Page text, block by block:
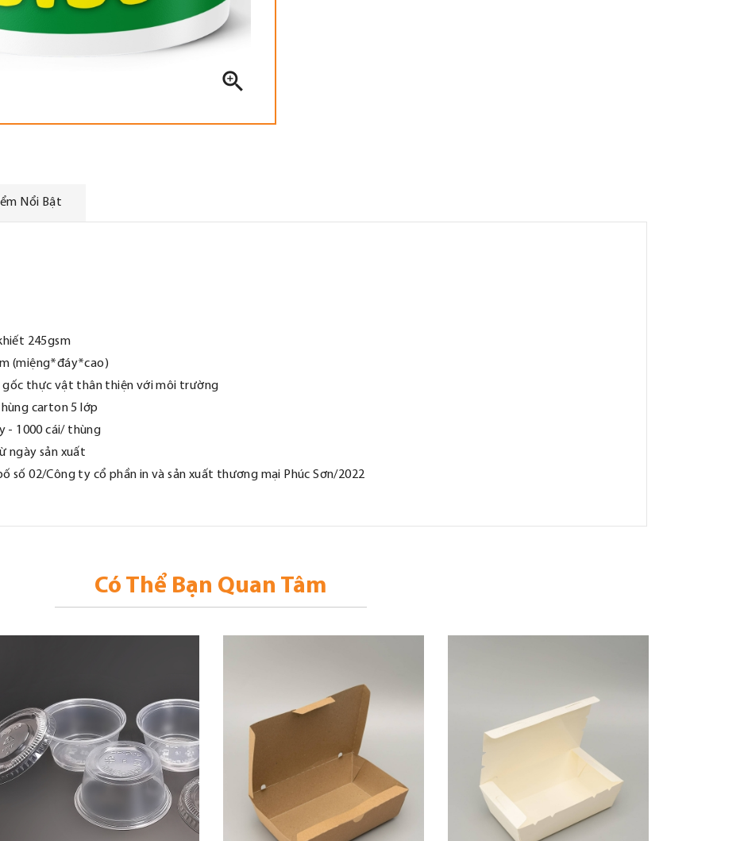

Nổi Bật
245gsm
(miệng*đáy*cao)
gốc thực vật thân thiện với môi trường
carton 5 lớp
- 1000 cái/ thùng
ngày sản xuất
số 02/Công ty cổ phần in và sản xuất thương mại Phúc Sơn/2022
Có Thể Bạn Quan Tâm